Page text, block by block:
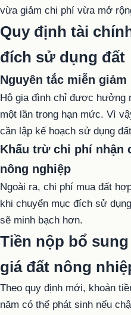
vừa giảm chi phí vừa mở
Quy định tài
đích sử dụng đất
Nguyên tắc miễn giảm
Hộ gia đình chỉ được hưởng
một lần trong hạn mức. Vì
cần lập kế hoạch sử dụng
Khấu trừ chi phí nhận
nông nghiệp
Ngoài ra, chi phí mua đất
khi chuyển mục đích sử
sẽ minh bạch hơn.
Tiền nộp bổ
giá đất nông
Theo quy định mới, khoản
năm có thể phát sinh nếu